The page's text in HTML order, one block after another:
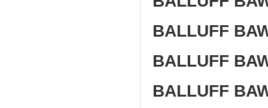
BALLUFF
BALLUFF
BALLUFF